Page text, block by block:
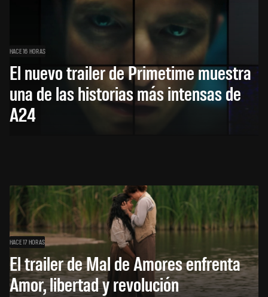
HACE 16 HORAS
El nuevo trailer de Primetime muestra
una de las historias más intensas de
A24
HACE 17 HORAS
El trailer de Mal de Amores enfrenta
Amor, libertad y revolución